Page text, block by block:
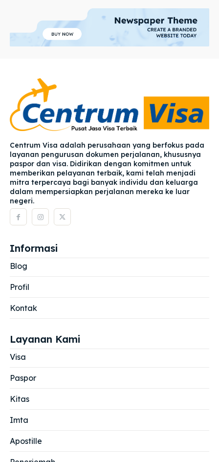
Centrum Visa adalah perusahaan yang berfokus pada
layanan pengurusan dokumen perjalanan, khususnya
paspor dan visa. Didirikan dengan komitmen untuk
memberikan pelayanan terbaik, kami telah menjadi
mitra terpercaya bagi banyak individu dan keluarga
dalam mempersiapkan perjalanan mereka ke luar
negeri.
Informasi
Blog
Profil
Kontak
Layanan Kami
Visa
Paspor
Kitas
Imta
Apostille